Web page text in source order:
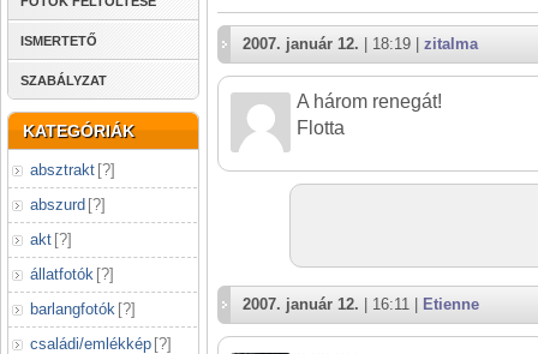
ISMERTETŐ
SZABÁLYZAT
KATEGÓRIÁK
absztrakt [?]
abszurd [?]
akt [?]
állatfotók [?]
barlangfotók [?]
családi/emlékkép [?]
2007. január 12. | 18:19 | zitalma
A három renegát!
Flotta
2007. január 12. | 16:11 | Etienne